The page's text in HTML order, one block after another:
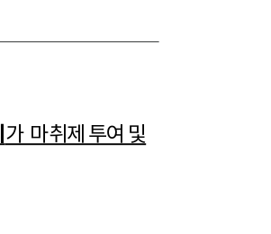
가 마취제 투여 및